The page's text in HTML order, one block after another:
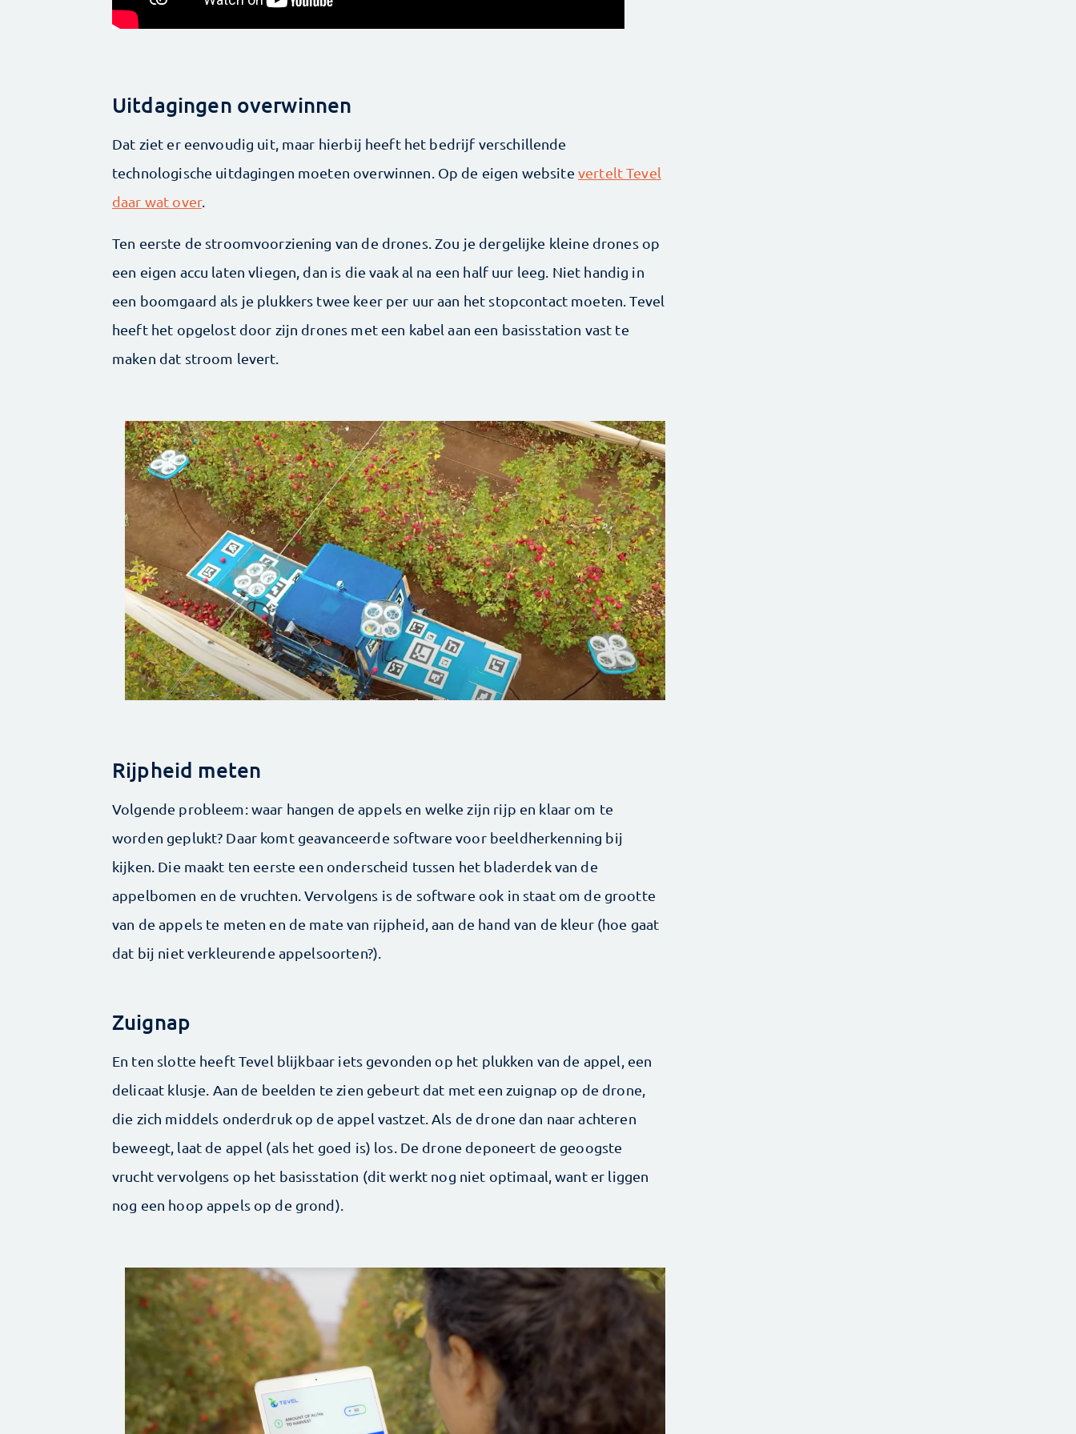
Uitdagingen overwinnen
Dat ziet er eenvoudig uit, maar hierbij heeft het bedrijf verschillende
technologische uitdagingen moeten overwinnen. Op de eigen website vertelt Tevel
daar wat over.
Ten eerste de stroomvoorziening van de drones. Zou je dergelijke kleine drones op
een eigen accu laten vliegen, dan is die vaak al na een half uur leeg. Niet handig in
een boomgaard als je plukkers twee keer per uur aan het stopcontact moeten. Tevel
heeft het opgelost door zijn drones met een kabel aan een basisstation vast te
maken dat stroom levert.
Rijpheid meten
Volgende probleem: waar hangen de appels en welke zijn rijp en klaar om te
worden geplukt? Daar komt geavanceerde software voor beeldherkenning bij
kijken. Die maakt ten eerste een onderscheid tussen het bladerdek van de
appelbomen en de vruchten. Vervolgens is de software ook in staat om de grootte
van de appels te meten en de mate van rijpheid, aan de hand van de kleur (hoe gaat
dat bij niet verkleurende appelsoorten?).
Zuignap
En ten slotte heeft Tevel blijkbaar iets gevonden op het plukken van de appel, een
delicaat klusje. Aan de beelden te zien gebeurt dat met een zuignap op de drone,
die zich middels onderdruk op de appel vastzet. Als de drone dan naar achteren
beweegt, laat de appel (als het goed is) los. De drone deponeert de geoogste
vrucht vervolgens op het basisstation (dit werkt nog niet optimaal, want er liggen
nog een hoop appels op de grond).